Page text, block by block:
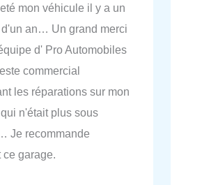
mon véhicule il y a un
an… Un grand merci
d' Pro Automobiles
commercial
les réparations sur mon
n'était plus sous
Je recommande
ce garage.